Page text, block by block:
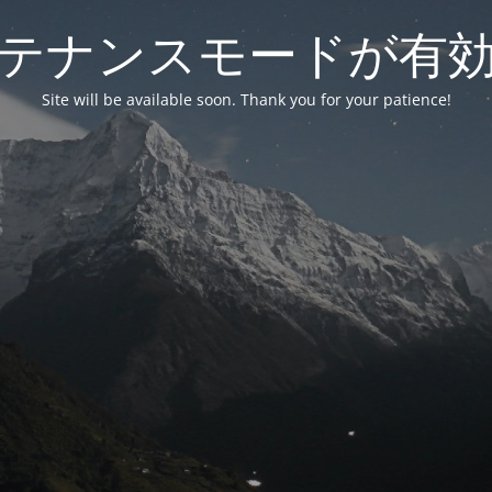
ナンスモードが有
Site will be available soon. Thank you for your patience!